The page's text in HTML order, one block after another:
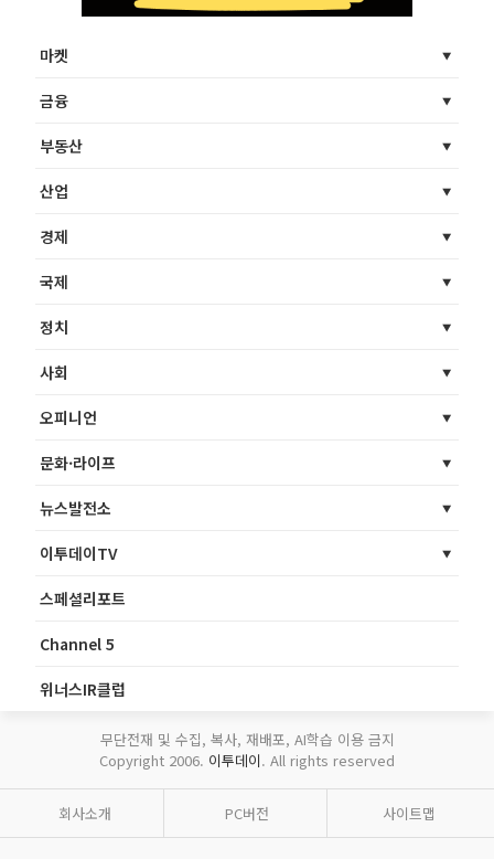
마켓
금융
부동산
산업
경제
국제
정치
사회
오피니언
문화·라이프
뉴스발전소
이투데이TV
스페셜리포트
Channel 5
위너스IR클럽
무단전재 및 수집, 복사, 재배포, AI학습 이용 금지
Copyright 2006. 이투데이. All rights reserved
회사소개 PC버전 사이트맵